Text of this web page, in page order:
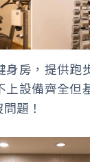
身房，提供跑
上設備齊全但
題！